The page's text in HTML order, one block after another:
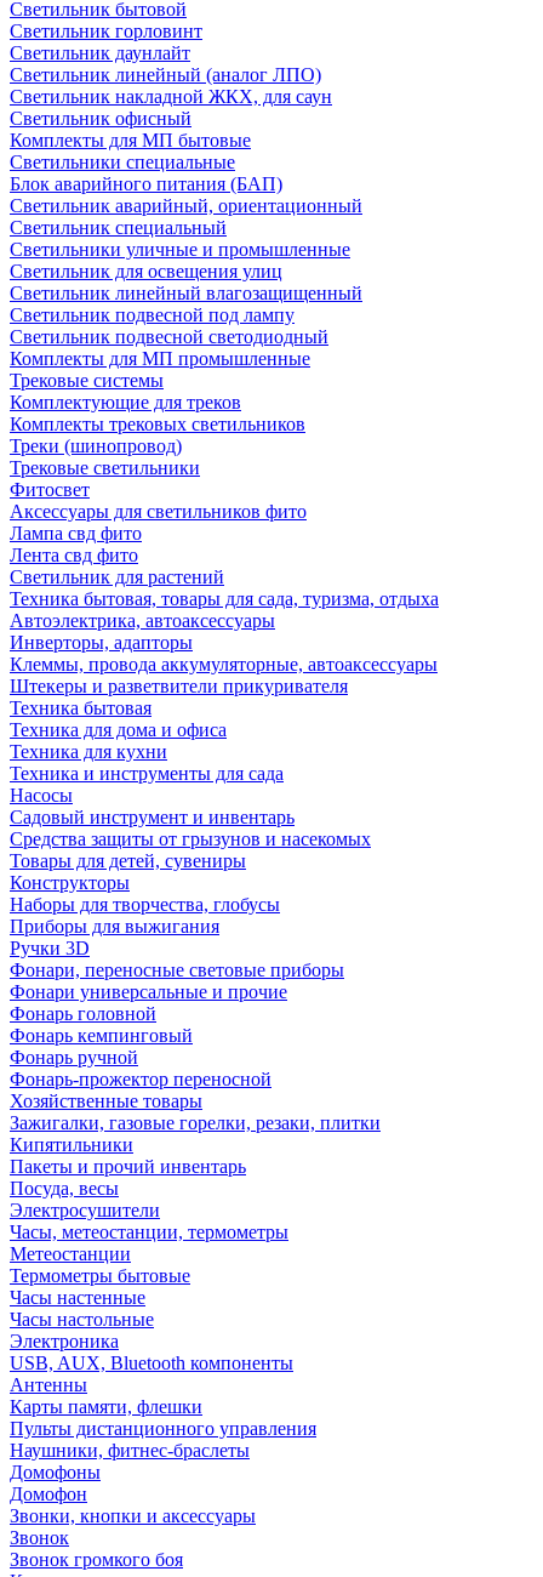
Светильник бытовой
Светильник горловинт
Светильник даунлайт
Светильник линейный (аналог ЛПО)
Светильник накладной ЖКХ, для саун
Светильник офисный
Комплекты для МП бытовые
Светильники специальные
Блок аварийного питания (БАП)
Светильник аварийный, ориентационный
Светильник специальный
Светильники уличные и промышленные
Светильник для освещения улиц
Светильник линейный влагозащищенный
Светильник подвесной под лампу
Светильник подвесной светодиодный
Комплекты для МП промышленные
Трековые системы
Комплектующие для треков
Комплекты трековых светильников
Треки (шинопровод)
Трековые светильники
Фитосвет
Аксессуары для светильников фито
Лампа свд фито
Лента свд фито
Светильник для растений
Техника бытовая, товары для сада, туризма, отдыха
Автоэлектрика, автоаксессуары
Инверторы, адапторы
Клеммы, провода аккумуляторные, автоаксессуары
Штекеры и разветвители прикуривателя
Техника бытовая
Техника для дома и офиса
Техника для кухни
Техника и инструменты для сада
Насосы
Садовый инструмент и инвентарь
Средства защиты от грызунов и насекомых
Товары для детей, сувениры
Конструкторы
Наборы для творчества, глобусы
Приборы для выжигания
Ручки 3D
Фонари, переносные световые приборы
Фонари универсальные и прочие
Фонарь головной
Фонарь кемпинговый
Фонарь ручной
Фонарь-прожектор переносной
Хозяйственные товары
Зажигалки, газовые горелки, резаки, плитки
Кипятильники
Пакеты и прочий инвентарь
Посуда, весы
Электросушители
Часы, метеостанции, термометры
Метеостанции
Термометры бытовые
Часы настенные
Часы настольные
Электроника
USB, AUX, Bluetooth компоненты
Антенны
Карты памяти, флешки
Пульты дистанционного управления
Наушники, фитнес-браслеты
Домофоны
Домофон
Звонки, кнопки и аксессуары
Звонок
Звонок громкого боя